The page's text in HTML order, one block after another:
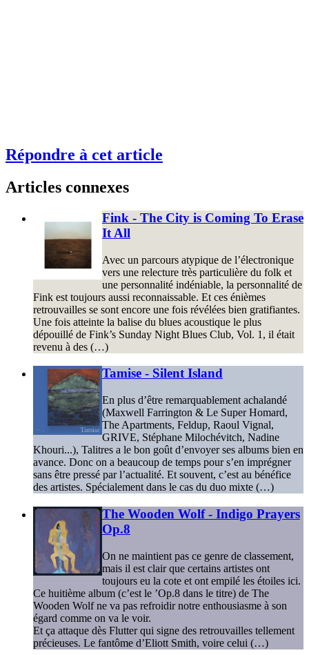
Répondre à cet article
Articles connexes
Fink - The City is Coming To Erase
It All
Avec un parcours atypique de l’électronique
vers une relecture très particulière du folk et
une personnalité indéniable, la personnalité de
Fink est toujours aussi reconnaissable. Et ces énièmes
retrouvailles se sont encore une fois révélées bien gratifiantes.
Une fois atteinte la balise du blues acoustique le plus
dépouillé de Fink’s Sunday Night Blues Club, Vol. 1, il était
revenu à des (…)
Tamise - Silent Island
En plus d’être remarquablement achalandé
(Maxwell Farrington & Le Super Homard,
The Apartments, Feldup, Raoul Vignal,
GRIVE, Stéphane Milochévitch, Nadine
Khouri...), Talitres a le bon goût d’envoyer ses albums bien en
avance. Donc on a beaucoup de temps pour s’en imprégner
sans être pressé par l’actualité. Et souvent, c’est au bénéfice
des artistes. Spécialement dans le cas du duo mixte (…)
The Wooden Wolf - Indigo Prayers
Op.8
On ne maintient pas ce genre de classement,
mais il est clair que certains artistes ont
toujours eu la cote et ont empilé les étoiles ici.
Ce huitième album (c’est le ’Op.8 dans le titre) de The
Wooden Wolf ne va pas refroidir notre enthousiasme à son
égard comme on va le voir.
Et ça attaque dès Flutter qui signe des retrouvailles tellement
précieuses. Le fantôme d’Eliott Smith, voire celui (…)